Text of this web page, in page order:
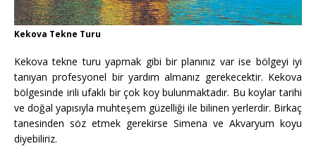
Kekova Tekne Turu
Kekova tekne turu yapmak gibi bir planınız var ise bölgeyi iyi
tanıyan profesyonel bir yardım almanız gerekecektir. Kekova
bölgesinde irili ufaklı bir çok koy bulunmaktadır. Bu koylar tarihi
ve doğal yapısıyla muhteşem güzelliği ile bilinen yerlerdir. Birkaç
tanesinden söz etmek gerekirse Simena ve Akvaryum koyu
diyebiliriz.